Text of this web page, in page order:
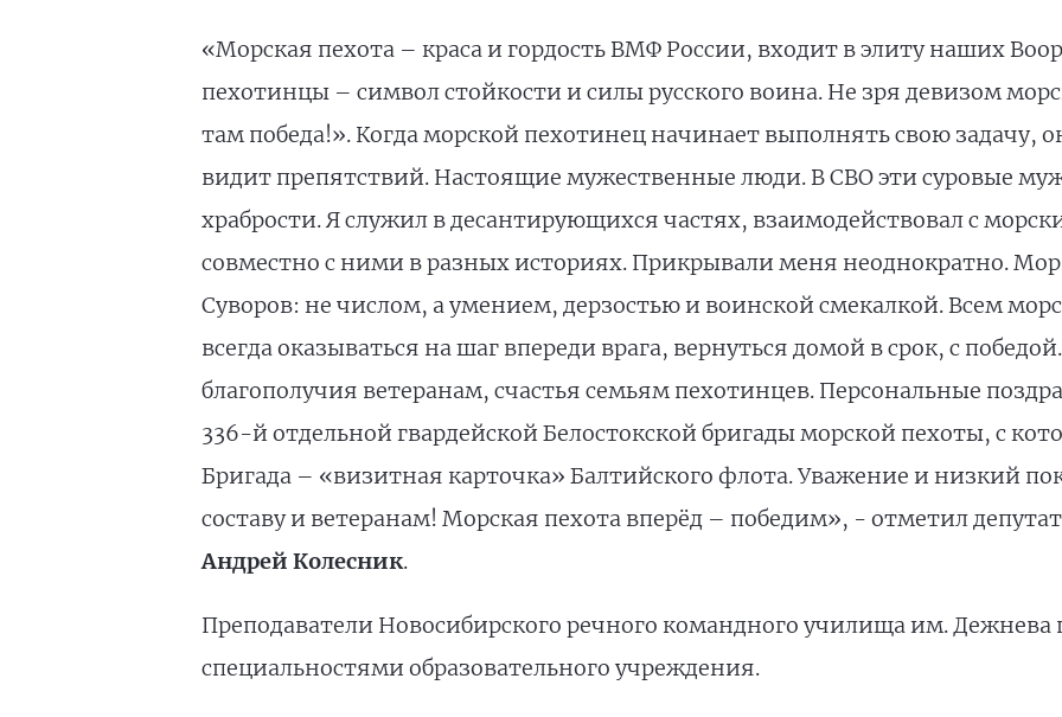
«Морская пехота – краса и гордость ВМФ России, входит в элиту наших
пехотинцы – символ стойкости и силы русского воина. Не зря девизом
там победа!». Когда морской пехотинец начинает выполнять свою задачу,
видит препятствий. Настоящие мужественные люди. В СВО эти суровые
храбрости. Я служил в десантирующихся частях, взаимодействовал с
совместно с ними в разных историях. Прикрывали меня неоднократно.
Суворов: не числом, а умением, дерзостью и воинской смекалкой. Всем
всегда оказываться на шаг впереди врага, вернуться домой в срок, с
благополучия ветеранам, счастья семьям пехотинцев. Персональные
336-й отдельной гвардейской Белостокской бригады морской пехоты, с
Бригада – «визитная карточка» Балтийского флота. Уважение и низкий
составу и ветеранам! Морская пехота вперёд – победим», - отметил
Андрей Колесник.
Преподаватели Новосибирского речного командного училища им.
специальностями образовательного учреждения.